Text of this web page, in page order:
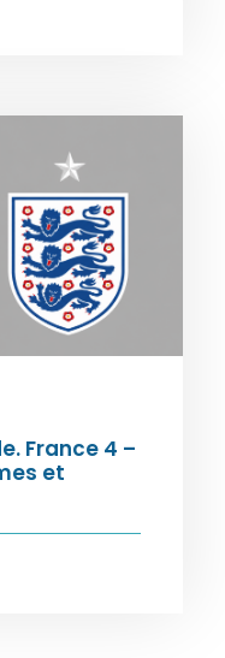
France 4 –
et